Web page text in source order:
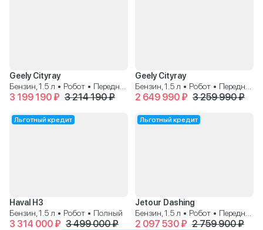
Geely Cityray
3 199 190 ₽ 3 214 190 ₽
Geely Cityray
2 649 990 ₽ 3 259 990 ₽
Льготный кредит
Haval H3
Бензин, 1.5 л • Робот • Полный
3 314 000 ₽ 3 499 000 ₽
Льготный кредит
Jetour Dashing
2 097 530 ₽ 2 759 900 ₽